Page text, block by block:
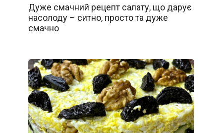
Дуже смачний рецепт салату, що дарує
насолоду – ситно, просто та дуже
смачно